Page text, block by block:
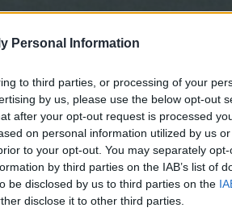
Personal Information
to third parties, or processing of your
by us, please use the below opt-out
after your opt-out request is processed
on personal information utilized by us
to your opt-out. You may separately
by third parties on the IAB’s list of
be disclosed by us to third parties on the
disclose it to other third parties.
volna a Győr
ám az ETO
találta el
következhetett